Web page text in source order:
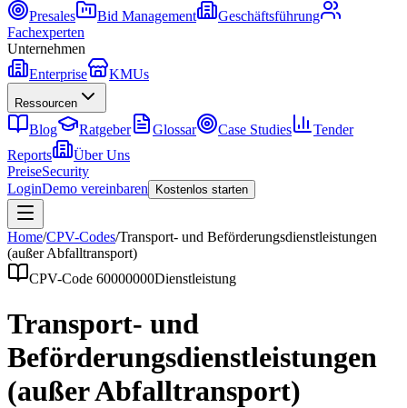
Presales
Bid Management
Geschäftsführung
Fachexperten
Unternehmen
Enterprise
KMUs
Ressourcen
Blog Ratgeber Glossar Case Studies
Tender
Reports
Über Uns
PreiseSecurity
LoginDemo vereinbaren Kostenlos starten
Home/CPV-Codes/Transport- und Beförderungsdienstleistungen
(außer Abfalltransport)
CPV-Code 60000000Dienstleistung
Transport- und
Beförderungsdienstleistungen
(außer Abfalltransport)